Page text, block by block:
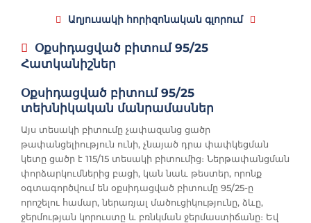
Աղյուսակի հորիզոնական գլորում
Օքսիդացված բիտում 95/25
Հատկանիշներ
Օքսիդացված բիտում 95/25
տեխնիկական մանրամասներ
Այս տեսակի բիտումը չափազանց ցածր
թափանցելիություն ունի, չնայած դրա փափկեցման
կետը ցածր է 115/15 տեսակի բիտումից։ Ներթափանցման
փորձարկումներից բացի, կան նաև թեստեր, որոնք
օգտագործվում են օքսիդացված բիտումը 95/25-ը
որոշելու համար, ներառյալ մածուցիկությունը, ձևը,
ջերմության կորուստը և բռնկման ջերմաստիճանը։ Եվ